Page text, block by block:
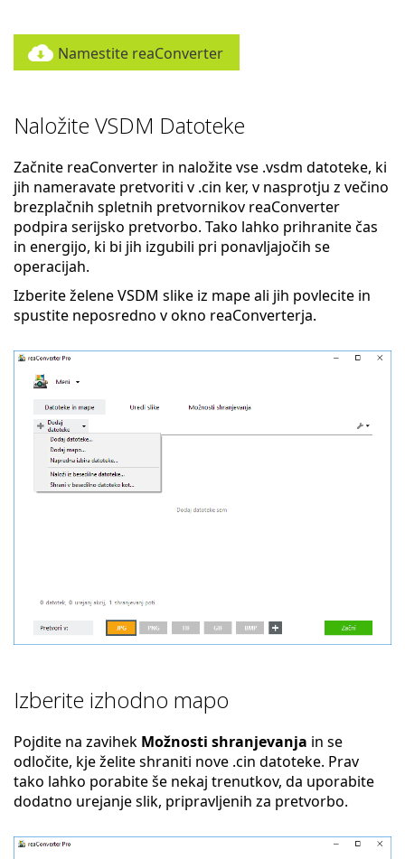
Namestite reaConverter
Naložite VSDM Datoteke
Začnite reaConverter in naložite vse .vsdm datoteke, ki
jih nameravate pretvoriti v .cin ker, v nasprotju z večino
brezplačnih spletnih pretvornikov reaConverter
podpira serijsko pretvorbo. Tako lahko prihranite čas
in energijo, ki bi jih izgubili pri ponavljajočih se
operacijah.
Izberite želene VSDM slike iz mape ali jih povlecite in
spustite neposredno v okno reaConverterja.
Izberite izhodno mapo
Pojdite na zavihek Možnosti shranjevanja in se
odločite, kje želite shraniti nove .cin datoteke. Prav
tako lahko porabite še nekaj trenutkov, da uporabite
dodatno urejanje slik, pripravljenih za pretvorbo.